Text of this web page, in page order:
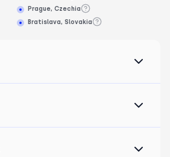
Prague, Czechia
Bratislava, Slovakia